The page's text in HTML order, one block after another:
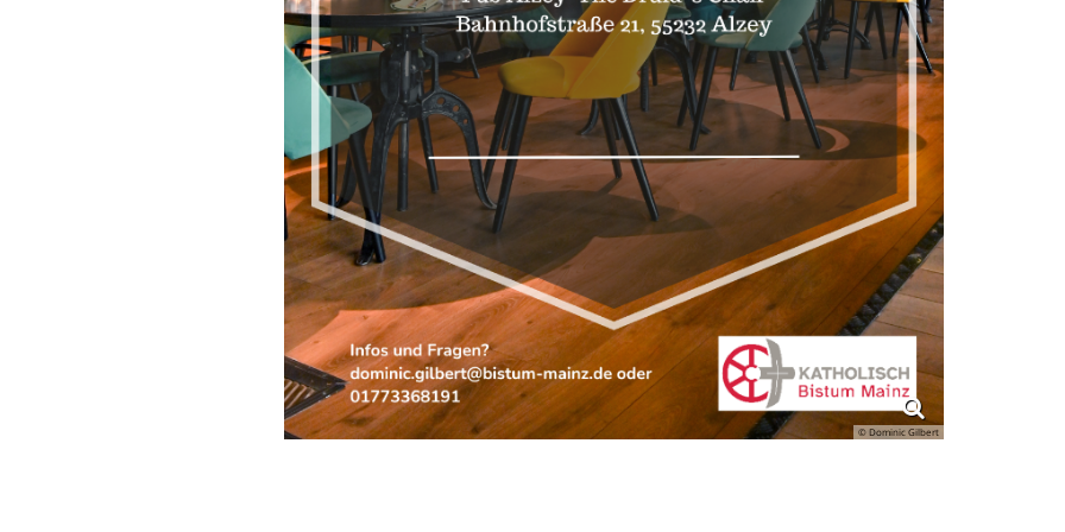
© Dominic Gilbert